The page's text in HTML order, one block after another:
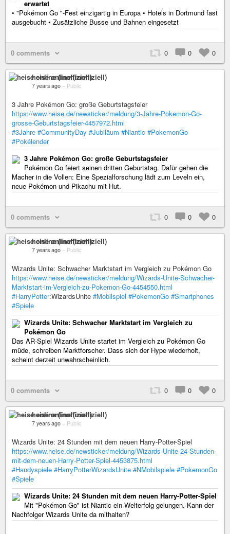
erwartet
• "Pokémon Go "-Fest einzigartig in Europa • Hotels in Dortmund fast
ausgebucht • Zusätzliche Busse und Bahnen eingesetzt
0 comments 0 0 0
heise online (inoffiziell)
7 years ago – Public
3 Jahre Pokémon Go: große Geburtstagsfeier
https://www.heise.de/newsticker/meldung/3-Jahre-Pokemon-Go-
grosse-Geburtstagsfeier-4457972.html
#3Jahre #CommunityDay #Jubiläum #Niantic #PokemonGo
#Pokélender
3 Jahre Pokémon Go: große Geburtstagsfeier
Pokémon Go feiert seinen dritten Geburtstag. Dafür gehen die
Macher in die Vollen: Eine Spezialforschung lädt zum Leveln ein,
neue Pokémon und Pikachu mit Hut.
0 comments 0 0 0
heise online (inoffiziell)
7 years ago – Public
Wizards Unite: Schwacher Marktstart im Vergleich zu Pokémon Go
https://www.heise.de/newsticker/meldung/Wizards-Unite-Schwacher-
Marktstart-im-Vergleich-zu-Pokemon-Go-4454550.html
#HarryPotter:WizardsUnite #Mobilspiel #PokemonGo #Smartphones
#Spiele
Wizards Unite: Schwacher Marktstart im Vergleich zu
Pokémon Go
Das AR-Spiel Wizards Unite startet im Vergleich zu Pokémon Go
müde, schreiben Marktforscher. Dass sich der Hype wiederholt,
scheint derzeit unwahrscheinlich.
0 comments 0 0 0
heise online (inoffiziell)
7 years ago – Public
Wizards Unite: 24 Stunden mit dem neuen Harry-Potter-Spiel
https://www.heise.de/newsticker/meldung/Wizards-Unite-24-Stunden-
mit-dem-neuen-Harry-Potter-Spiel-4453875.html
#Handyspiele #HarryPotterWizardsUnite #NMobilspiele #PokemonGo
#Spiele
Wizards Unite: 24 Stunden mit dem neuen Harry-Potter-Spiel
Mit "Pokémon Go" ist Niantic ein Welterfolg gelungen. Kann der
Nachfolger Wizards Unite da mithalten?